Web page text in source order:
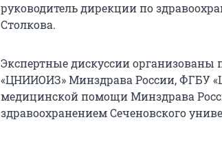
руководитель дирекции по
Столкова.
Экспертные дискуссии
«ЦНИИОИЗ» Минздрава России, ФГБУ
медицинской помощи Минздрава
здравоохранением Сеченовского